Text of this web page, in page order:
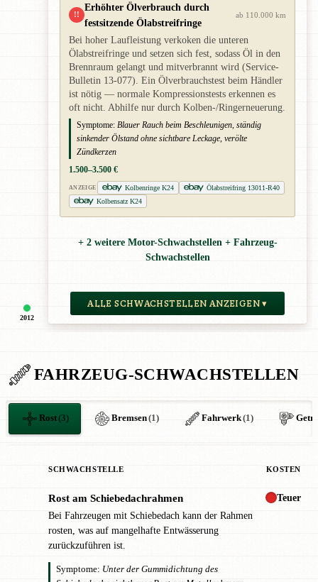
2012
!!
Erhöhter Ölverbrauch durch
festsitzende Ölabstreifringe
ab 110.000 km
Bei hoher Laufleistung verkoken die unteren
Ölabstreifringe und setzen sich fest, sodass Öl in den
Brennraum gelangt und mitverbrannt wird (Service-
Bulletin 13-077). Ein Ölverbrauchstest beim Händler
ist nötig — normale Kompressionstests erkennen es
oft nicht. Abhilfe nur durch Kolben-/Ringerneuerung.
Symptome: Blauer Rauch beim Beschleunigen, ständig
sinkender Ölstand ohne sichtbare Leckage, verölte
Zündkerzen
1.500–3.500 €
ANZEIGE Kolbenringe K24
Ölabstreifring 13011-R40
Kolbensatz K24
+ 2 weitere Motor-Schwachstellen + Fahrzeug-
Schwachstellen
ALLE SCHWACHSTELLEN ANZEIGEN ▾
FAHRZEUG-SCHWACHSTELLEN
Rost(3) Bremsen(1) Fahrwerk(1)
SCHWACHSTELLE KOSTEN
Rost am Schiebedachrahmen
Bei Fahrzeugen mit Schiebedach kann der Rahmen
rosten, was auf mangelhafte Entwässerung
zurückzuführen ist.
Symptome: Unter der Gummidichtung des
Teuer